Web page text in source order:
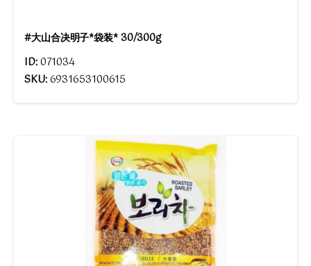
#大山合决明子*袋装* 30/300g
ID:071034
SKU:6931653100615